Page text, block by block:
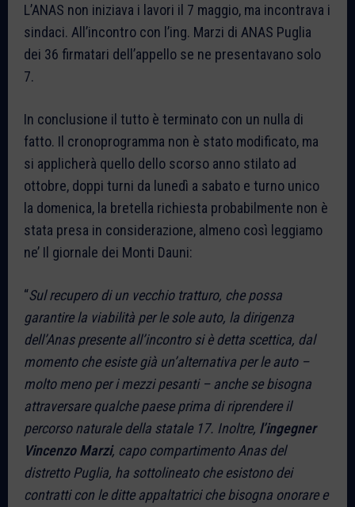
L’ANAS non iniziava i lavori il 7 maggio, ma incontrava i
sindaci. All’incontro con l’ing. Marzi di ANAS Puglia
dei 36 firmatari dell’appello se ne presentavano solo
7.
In conclusione il tutto è terminato con un nulla di
fatto. Il cronoprogramma non è stato modificato, ma
si applicherà quello dello scorso anno stilato ad
ottobre, doppi turni da lunedì a sabato e turno unico
la domenica, la bretella richiesta probabilmente non è
stata presa in considerazione, almeno così leggiamo
ne’ Il giornale dei Monti Dauni:
“Sul recupero di un vecchio tratturo, che possa
garantire la viabilità per le sole auto, la dirigenza
dell’Anas presente all’incontro si è detta scettica, dal
momento che esiste già un’alternativa per le auto –
molto meno per i mezzi pesanti – anche se bisogna
attraversare qualche paese prima di riprendere il
percorso naturale della statale 17. Inoltre, l’ingegner
Vincenzo Marzi, capo compartimento Anas del
distretto Puglia, ha sottolineato che esistono dei
contratti con le ditte appaltatrici che bisogna onorare e